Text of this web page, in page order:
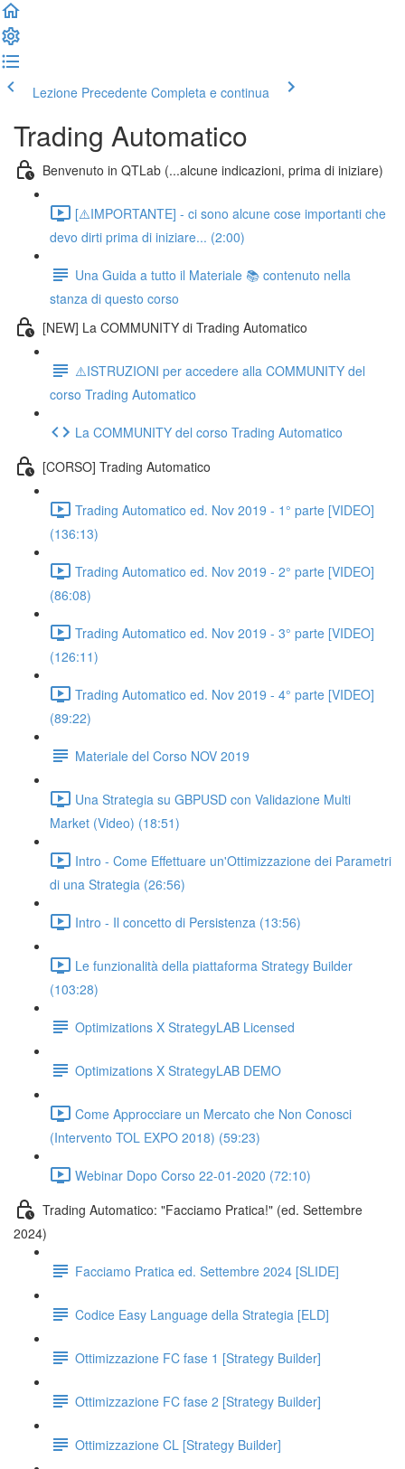
Lezione Precedente Completa e continua
Trading Automatico
Benvenuto in QTLab (...alcune indicazioni, prima di iniziare)
[⚠️IMPORTANTE] - ci sono alcune cose importanti che
devo dirti prima di iniziare... (2:00)
Una Guida a tutto il Materiale 📚 contenuto nella
stanza di questo corso
[NEW] La COMMUNITY di Trading Automatico
⚠️ISTRUZIONI per accedere alla COMMUNITY del
corso Trading Automatico
La COMMUNITY del corso Trading Automatico
[CORSO] Trading Automatico
Trading Automatico ed. Nov 2019 - 1° parte [VIDEO]
(136:13)
Trading Automatico ed. Nov 2019 - 2° parte [VIDEO]
(86:08)
Trading Automatico ed. Nov 2019 - 3° parte [VIDEO]
(126:11)
Trading Automatico ed. Nov 2019 - 4° parte [VIDEO]
(89:22)
Materiale del Corso NOV 2019
Una Strategia su GBPUSD con Validazione Multi
Market (Video) (18:51)
Intro - Come Effettuare un'Ottimizzazione dei Parametri
di una Strategia (26:56)
Intro - Il concetto di Persistenza (13:56)
Le funzionalità della piattaforma Strategy Builder
(103:28)
Optimizations X StrategyLAB Licensed
Optimizations X StrategyLAB DEMO
Come Approcciare un Mercato che Non Conosci
(Intervento TOL EXPO 2018) (59:23)
Webinar Dopo Corso 22-01-2020 (72:10)
Trading Automatico: "Facciamo Pratica!" (ed. Settembre
2024)
Facciamo Pratica ed. Settembre 2024 [SLIDE]
Codice Easy Language della Strategia [ELD]
Ottimizzazione FC fase 1 [Strategy Builder]
Ottimizzazione FC fase 2 [Strategy Builder]
Ottimizzazione CL [Strategy Builder]